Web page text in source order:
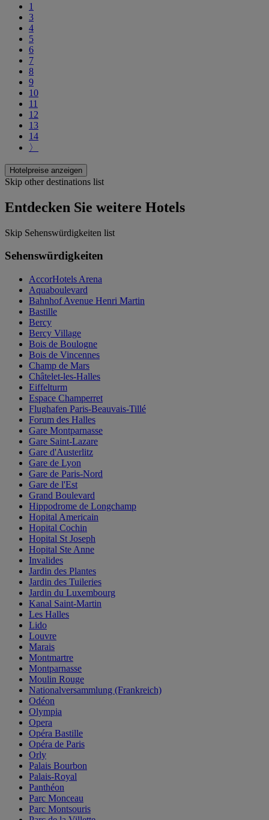
1
3
4
5
6
7
8
9
10
11
12
13
14
〉
Hotelpreise anzeigen
Skip other destinations list
Entdecken Sie weitere Hotels
Skip Sehenswürdigkeiten list
Sehenswürdigkeiten
AccorHotels Arena
Aquaboulevard
Bahnhof Avenue Henri Martin
Bastille
Bercy
Bercy Village
Bois de Boulogne
Bois de Vincennes
Champ de Mars
Châtelet-les-Halles
Eiffelturm
Espace Champerret
Flughafen Paris-Beauvais-Tillé
Forum des Halles
Gare Montparnasse
Gare Saint-Lazare
Gare d'Austerlitz
Gare de Lyon
Gare de Paris-Nord
Gare de l'Est
Grand Boulevard
Hippodrome de Longchamp
Hopital Americain
Hopital Cochin
Hopital St Joseph
Hopital Ste Anne
Invalides
Jardin des Plantes
Jardin des Tuileries
Jardin du Luxembourg
Kanal Saint-Martin
Les Halles
Lido
Louvre
Marais
Montmartre
Montparnasse
Moulin Rouge
Nationalversammlung (Frankreich)
Odéon
Olympia
Opera
Opéra Bastille
Opéra de Paris
Orly
Palais Bourbon
Palais-Royal
Panthéon
Parc Monceau
Parc Montsouris